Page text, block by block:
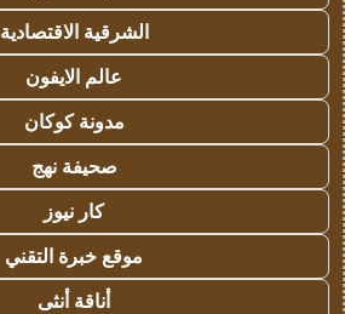
الشرقية الاقتصادية
عالم الايفون
مدونة كوكان
صحيفة نهج
كار نيوز
موقع خبرة التقني
أناقة أنثى